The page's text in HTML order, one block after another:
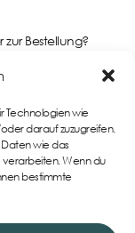
Technologien wie
darauf zuzugreifen.
wie das
Wenn du
bestimmte
Bestellung?